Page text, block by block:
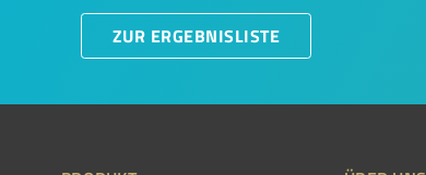
ZUR ERGEBNISLISTE